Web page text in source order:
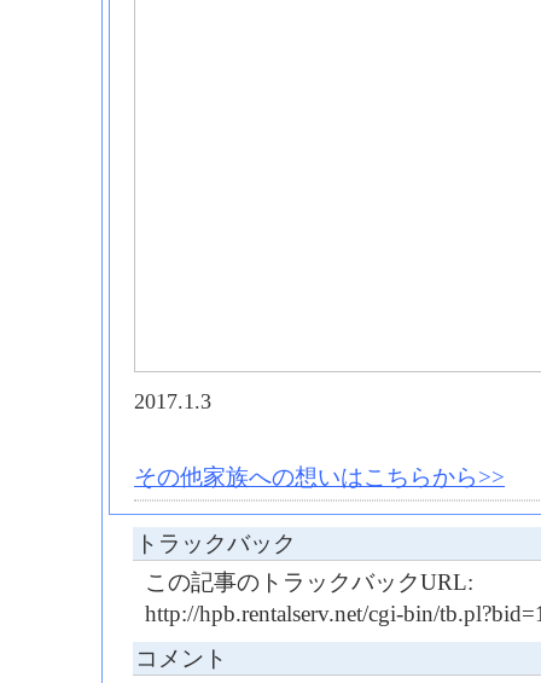
2017.1.3
その他家族への想いはこちらから>>
トラックバック
この記事のトラックバックURL:
http://hpb.rentalserv.net/cgi-bin/
コメント